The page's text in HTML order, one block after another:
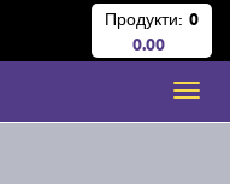
Продукти: 0
0.00